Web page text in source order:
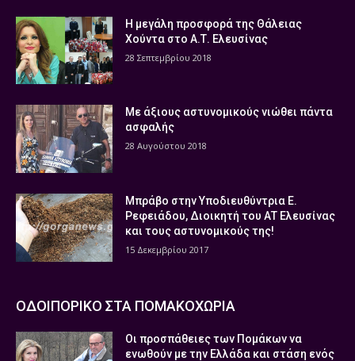
Η μεγάλη προσφορά της Θάλειας
Χούντα στο Α.Τ. Ελευσίνας
28 Σεπτεμβρίου 2018
Με άξιους αστυνομικούς νιώθει πάντα
ασφαλής
28 Αυγούστου 2018
Μπράβο στην Υποδιευθύντρια Ε.
Ρεφειάδου, Διοικητή του ΑΤ Ελευσίνας
και τους αστυνομικούς της!
15 Δεκεμβρίου 2017
ΟΔΟΙΠΟΡΙΚΟ ΣΤΑ ΠΟΜΑΚΟΧΩΡΙΑ
Οι προσπάθειες των Πομάκων να
ενωθούν με την Ελλάδα και στάση ενός